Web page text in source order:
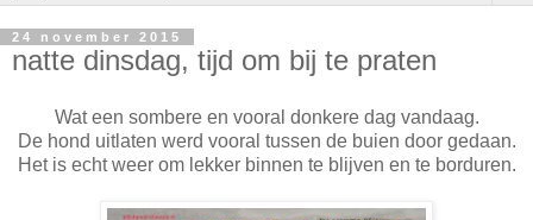
24 november 2015
natte dinsdag, tijd om bij te praten
Wat een sombere en vooral donkere dag vandaag.
De hond uitlaten werd vooral tussen de buien door gedaan.
Het is echt weer om lekker binnen te blijven en te borduren.